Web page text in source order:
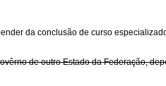
da conclusão de curso
de outro Estado da Federação,